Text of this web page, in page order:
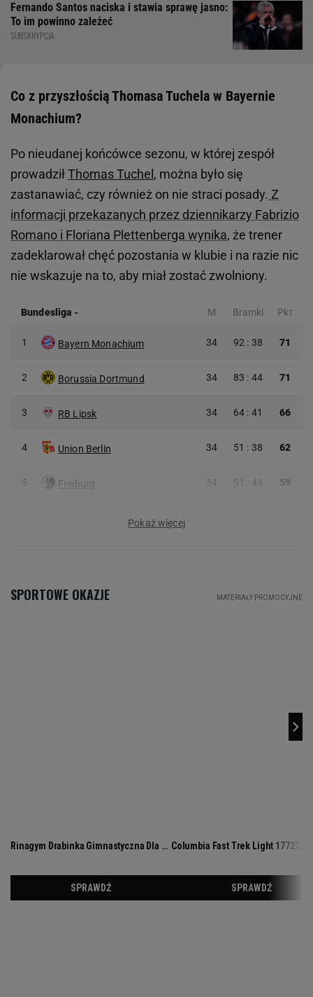
Fernando Santos naciska i stawia sprawę jasno:
To im powinno zależeć
SUBSKRYPCJA
Co z przyszłością Thomasa Tuchela w Bayernie
Monachium?
Po nieudanej końcówce sezonu, w której zespół
prowadziłThomas Tuchel , można było się
zastanawiać, czy również on nie straci posady. Z
informacji przekazanych przez dziennikarzy Fabrizio
Romano i Floriana Plettenberga wynika, że trener
zadeklarował chęć pozostania w klubie i na razie nic
nie wskazuje na to, aby miał zostać zwolniony.
Bundesliga - M Bramki Pkt
1 Bayern Monachium 34 92 : 38 71
2 Borussia Dortmund 34 83 : 44 71
3 RB Lipsk 34 64 : 41 66
4 Union Berlin 34 51 : 38 62
5 Freiburg 34 51 : 44 59
Pokaż więcej